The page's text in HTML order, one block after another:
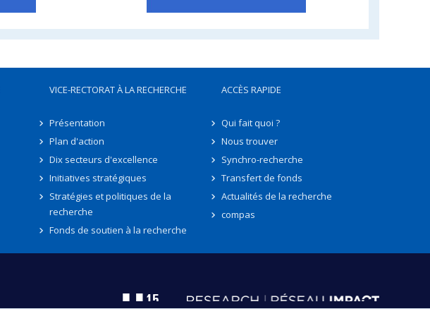
VICE-RECTORAT À LA RECHERCHE
Présentation
Plan d'action
Dix secteurs d'excellence
Initiatives stratégiques
Stratégies et politiques de la
recherche
Fonds de soutien à la recherche
ACCÈS RAPIDE
Qui fait quoi ?
Nous trouver
Synchro-recherche
Transfert de fonds
Actualités de la recherche
compas